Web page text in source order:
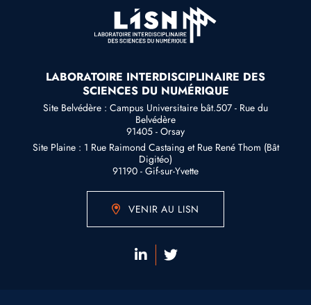
LABORATOIRE INTERDISCIPLINAIRE DES
SCIENCES DU NUMÉRIQUE
Site Belvédère : Campus Universitaire bât.507 - Rue du
Belvédère
91405 - Orsay
Site Plaine : 1 Rue Raimond Castaing et Rue René Thom (Bât
Digitéo)
91190 - Gif-sur-Yvette
VENIR AU LISN